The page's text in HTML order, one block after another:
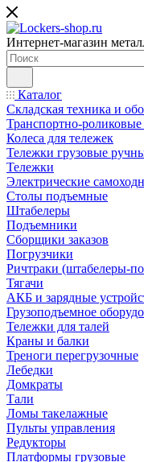
Интернет-магазин
Каталог
Складская техника и
Транспортно-
Колеса для тележек
Тележки грузовые
Тележки
Электрические
Столы подъемные
Штабелеры
Подъемники
Сборщики заказов
Погрузчики
Ричтраки (штабелеры-
Тягачи
АКБ и зарядные
Грузоподъемное
Тележки для талей
Краны и балки
Треноги перегрузочные
Лебедки
Домкраты
Тали
Ломы такелажные
Пульты управления
Редукторы
Платформы грузовые